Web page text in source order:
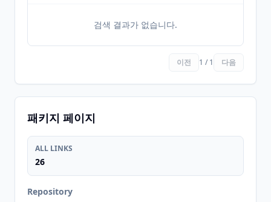
검색 결과가 없습니다.
이전 1 / 1 다음
패키지 페이지
ALL LINKS
26
Repository